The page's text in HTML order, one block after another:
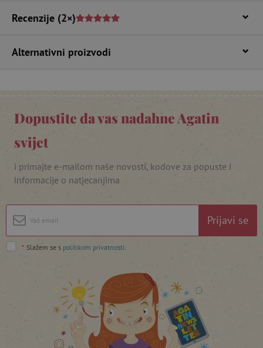
Recenzije (2×)
Alternativni proizvodi
Dopustite da vas nadahne Agatin
svijet
i primajte e-mailom naše novosti, kodove za popuste i
informacije o natjecanjima
Prijavi se
* Slažem se s politikom privatnosti
lastVisitedProduct www.agatinsvijet.hr
.agatinsvijet.hr
featureFlagCheckoutExperimentVariant
product_filter_remember
PHPSESSID
PHP.net
www.agatinsvijet.hr
Googleovu politiku privatnosti